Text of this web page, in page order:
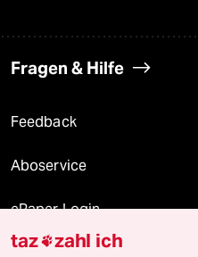
Fragen & Hilfe
Feedback
Aboservice
ePaper Login
Downloads für Abonnierende
taz zahl ich